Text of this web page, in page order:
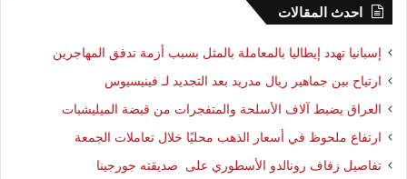
احدث المقالات
إسبانيا تهدد إيطاليا بالمعاملة بالمثل بسبب أزمة تدفق المهاجرين
ارتياح بين جماهير ريال مدريد بعد التجديد لـ فينيسيوس
العراق يضبط آلاف الأسلحة والمتفجرات من قبضة الميليشبات
ارتفاع ملحوظ في أسعار الذهب محليًا خلال تعاملات الجمعة
تفاصيل زفاف رونالدو الأسطوري على صديقته جورجينا